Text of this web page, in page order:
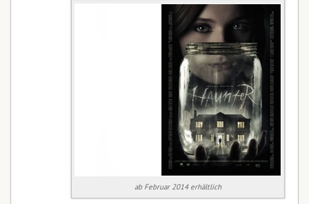
ab Februar 2014 erhältlich